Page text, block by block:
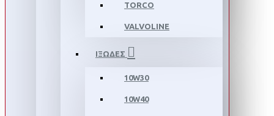
TORCO
VALVOLINE
ΙΞΩΔΕΣ
10W30
10W40